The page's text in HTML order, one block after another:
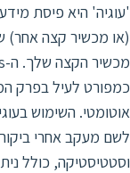
'עוגיה' היא פיסת
(או מכשיר קצה
כמפורט לעיל בפרק
אוטומטי. השימוש
לשם מעקב אחרי
וסטטיסטיקה, כולל